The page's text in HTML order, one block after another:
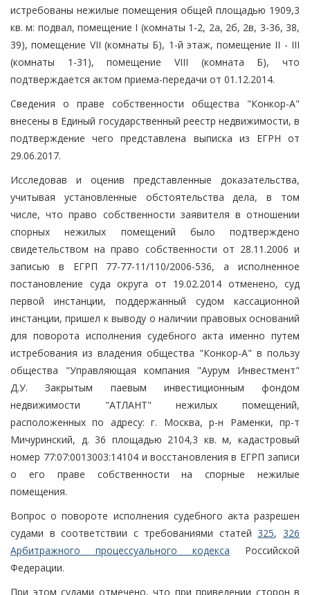
истребованы нежилые помещения общей площадью 1909,3
кв. м: подвал, помещение I (комнаты 1-2, 2а, 2б, 2в, 3-36, 38,
39), помещение VII (комнаты Б), 1-й этаж, помещение II - III
(комнаты 1-31), помещение VIII (комната Б), что
подтверждается актом приема-передачи от 01.12.2014.
Сведения о праве собственности общества "Конкор-А"
внесены в Единый государственный реестр недвижимости, в
подтверждение чего представлена выписка из ЕГРН от
29.06.2017.
Исследовав и оценив представленные доказательства,
учитывая установленные обстоятельства дела, в том
числе, что право собственности заявителя в отношении
спорных нежилых помещений было подтверждено
свидетельством на право собственности от 28.11.2006 и
записью в ЕГРП 77-77-11/110/2006-536, а исполненное
постановление суда округа от 19.02.2014 отменено, суд
первой инстанции, поддержанный судом кассационной
инстанции, пришел к выводу о наличии правовых оснований
для поворота исполнения судебного акта именно путем
истребования из владения общества "Конкор-А" в пользу
общества "Управляющая компания "Аурум Инвестмент"
Д.У. Закрытым паевым инвестиционным фондом
недвижимости "АТЛАНТ" нежилых помещений,
расположенных по адресу: г. Москва, р-н Раменки, пр-т
Мичуринский, д. 36 площадью 2104,3 кв. м, кадастровый
номер 77:07:0013003:14104 и восстановления в ЕГРП записи
о его праве собственности на спорные нежилые
помещения.
Вопрос о повороте исполнения судебного акта разрешен
судами в соответствии с требованиями статей325,326
Арбитражного процессуального кодекса Российской
Федерации.
При этом судами отмечено, что при приведении сторон в